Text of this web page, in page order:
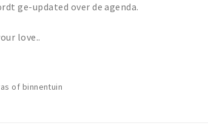
ge-updated over de agenda.
love..
of binnentuin